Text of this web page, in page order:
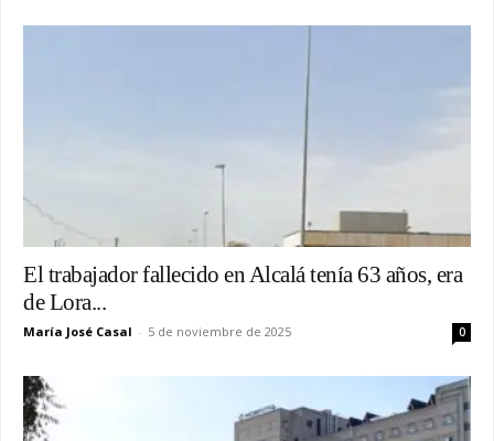
El trabajador fallecido en Alcalá tenía 63 años, era
de Lora...
María José Casal - 5 de noviembre de 2025 0